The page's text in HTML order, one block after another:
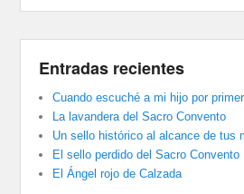
Entradas recientes
Cuando escuché a mi hijo por
La lavandera del Sacro Convento
Un sello histórico al alcance de tus
El sello perdido del Sacro Convento
El Ángel rojo de Calzada